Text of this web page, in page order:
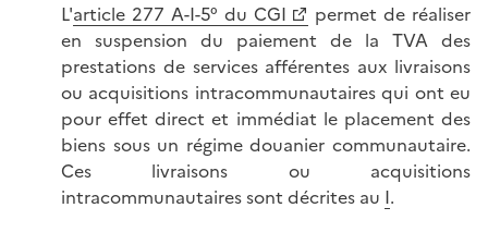
L'article 277 A-I-5° du CGI
permet de réaliser
en suspension du paiement de la TVA des
prestations de services afférentes aux livraisons
ou acquisitions intracommunautaires qui ont eu
pour effet direct et immédiat le placement des
biens sous un régime douanier communautaire.
Ces livraisons ou acquisitions
intracommunautaires sont décrites au I.